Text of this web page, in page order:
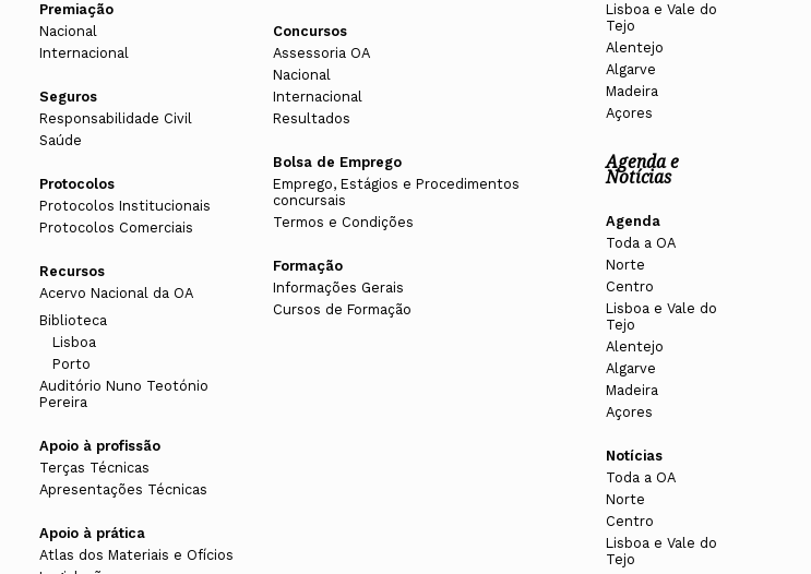
Premiação
Nacional
Internacional
Seguros
Responsabilidade Civil
Saúde
Protocolos
Protocolos Institucionais
Protocolos Comerciais
Recursos
Acervo Nacional da OA
Biblioteca
Lisboa
Porto
Auditório Nuno Teotónio
Pereira
Apoio à profissão
Terças Técnicas
Apresentações Técnicas
Apoio à prática
Atlas dos Materiais e Ofícios
Concursos
Assessoria OA
Nacional
Internacional
Resultados
Bolsa de Emprego
Emprego, Estágios e Procedimentos
concursais
Termos e Condições
Formação
Informações Gerais
Cursos de Formação
Lisboa e Vale do
Tejo
Alentejo
Algarve
Madeira
Açores
Agenda e
Notícias
Agenda
Toda a OA
Norte
Centro
Lisboa e Vale do
Tejo
Alentejo
Algarve
Madeira
Açores
Notícias
Toda a OA
Norte
Centro
Lisboa e Vale do
Tejo